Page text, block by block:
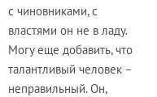
с чиновниками, с
властями он не в ладу.
Могу еще добавить, что
талантливый человек –
неправильный. Он,